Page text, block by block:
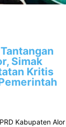
Simak
Kritis
Kabupaten Alor